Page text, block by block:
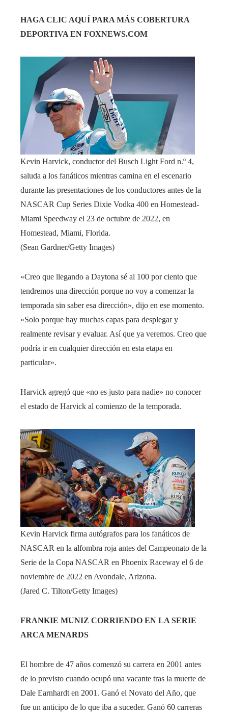
HAGA CLIC AQUÍ PARA MÁS COBERTURA
DEPORTIVA EN FOXNEWS.COM
Kevin Harvick, conductor del Busch Light Ford n.º 4,
saluda a los fanáticos mientras camina en el escenario
durante las presentaciones de los conductores antes de la
NASCAR Cup Series Dixie Vodka 400 en Homestead-
Miami Speedway el 23 de octubre de 2022, en
Homestead, Miami, Florida.
(Sean Gardner/Getty Images)
«Creo que llegando a Daytona sé al 100 por ciento que
tendremos una dirección porque no voy a comenzar la
temporada sin saber esa dirección», dijo en ese momento.
«Solo porque hay muchas capas para desplegar y
realmente revisar y evaluar. Así que ya veremos. Creo que
podría ir en cualquier dirección en esta etapa en
particular».
Harvick agregó que «no es justo para nadie» no conocer
el estado de Harvick al comienzo de la temporada.
Kevin Harvick firma autógrafos para los fanáticos de
NASCAR en la alfombra roja antes del Campeonato de la
Serie de la Copa NASCAR en Phoenix Raceway el 6 de
noviembre de 2022 en Avondale, Arizona.
(Jared C. Tilton/Getty Images)
FRANKIE MUNIZ CORRIENDO EN LA SERIE
ARCA MENARDS
El hombre de 47 años comenzó su carrera en 2001 antes
de lo previsto cuando ocupó una vacante tras la muerte de
Dale Earnhardt en 2001. Ganó el Novato del Año, que
fue un anticipo de lo que iba a suceder. Ganó 60 carreras